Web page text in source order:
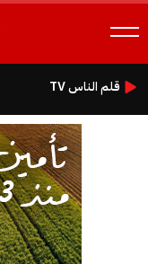
قلم الناس TV